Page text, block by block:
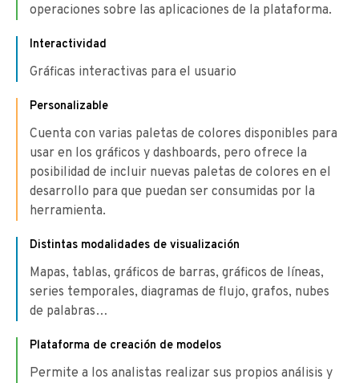
operaciones sobre las aplicaciones de la plataforma.
Interactividad
Gráficas interactivas para el usuario
Personalizable
Cuenta con varias paletas de colores disponibles para
usar en los gráficos y dashboards, pero ofrece la
posibilidad de incluir nuevas paletas de colores en el
desarrollo para que puedan ser consumidas por la
herramienta.
Distintas modalidades de visualización
Mapas, tablas, gráficos de barras, gráficos de líneas,
series temporales, diagramas de flujo, grafos, nubes
de palabras…
Plataforma de creación de modelos
Permite a los analistas realizar sus propios análisis y